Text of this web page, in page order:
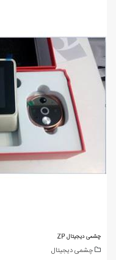
چشمی دیجیتال ZP
چشمی دیجیتال